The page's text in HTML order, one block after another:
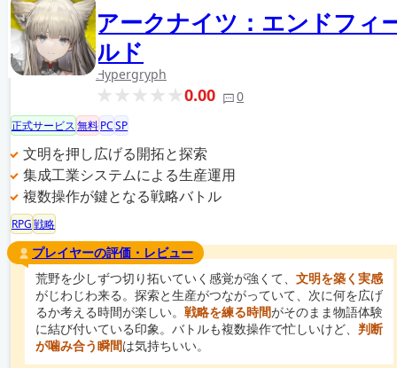
アークナイツ：エンドフィ
ルド
Hypergryph
0.00 0
正式サービス無料PCSP
文明を押し広げる開拓と探索
集成工業システムによる生産運用
複数操作が鍵となる戦略バトル
RPG戦略
プレイヤーの評価・レビュー
荒野を少しずつ切り拓いていく感覚が強くて、 文明を築く実感
がじわじわ来る。探索と生産がつながっていて、次に何を広げ
るか考える時間が楽しい。 戦略を練る時間がそのまま物語体験
に結び付いている印象。バトルも複数操作で忙しいけど、 判断
が噛み合う瞬間は気持ちいい。